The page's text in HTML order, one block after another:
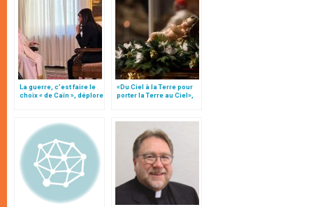
La guerre, c’est faire le
choix « de Caïn », déplore
«Du Ciel à la Terre pour
porter la Terre au Ciel»,